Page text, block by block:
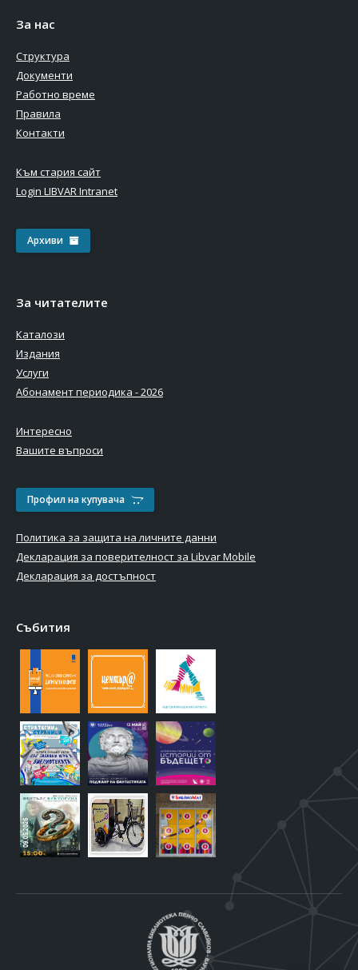
За нас
Структура
Документи
Работно време
Правила
Контакти
Към стария сайт
Login LIBVAR Intranet
Архиви
За читателите
Каталози
Издания
Услуги
Абонамент периодика - 2026
Интересно
Вашите въпроси
Профил на купувача
Политика за защита на личните данни
Декларация за поверителност за Libvar Mobile
Декларация за достъпност
Събития